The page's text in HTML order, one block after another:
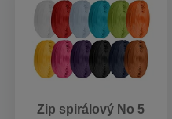
Zip spirálový No 5